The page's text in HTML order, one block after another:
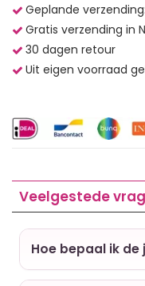
Geplande
Gratis verzending in
30 dagen retour
Uit eigen voorraad
Veelgestede
Hoe bepaal ik